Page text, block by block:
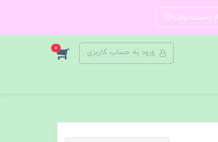
از دستت نرفته😍
ورود به حساب کاربری 0